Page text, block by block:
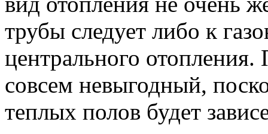
трубы следует либо к
центрального
совсем невыгодный,
теплых полов будет